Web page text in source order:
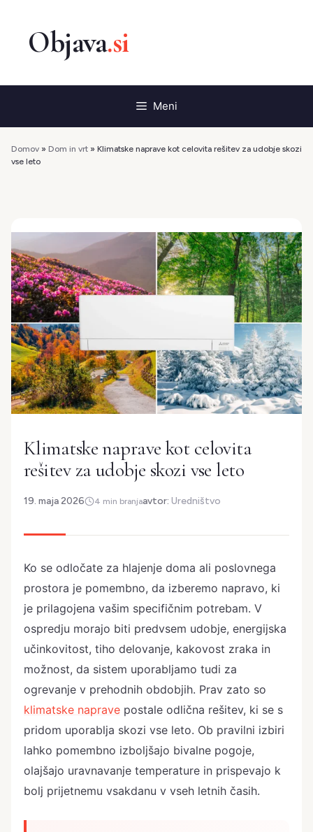
vsebino
Meni
Domov » Dom in vrt » Klimatske naprave kot celovita rešitev za udobje skozi
vse leto
Klimatske naprave kot celovita
rešitev za udobje skozi vse leto
19. maja 2026 4 min branjaavtor: Uredništvo
Ko se odločate za hlajenje doma ali poslovnega
prostora je pomembno, da izberemo napravo, ki
je prilagojena vašim specifičnim potrebam. V
ospredju morajo biti predvsem udobje, energijska
učinkovitost, tiho delovanje, kakovost zraka in
možnost, da sistem uporabljamo tudi za
ogrevanje v prehodnih obdobjih. Prav zato so
klimatske naprave postale odlična rešitev, ki se s
pridom uporablja skozi vse leto. Ob pravilni izbiri
lahko pomembno izboljšajo bivalne pogoje,
olajšajo uravnavanje temperature in prispevajo k
bolj prijetnemu vsakdanu v vseh letnih časih.